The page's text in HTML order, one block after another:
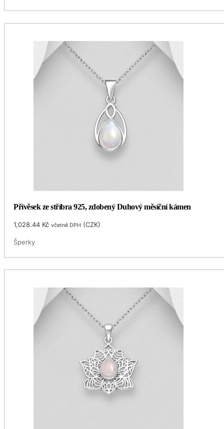
Přívěsek ze stříbra 925, zdobený Duhový měsíční kámen
1,028.44 Kč včetně DPH (CZK)
Šperky